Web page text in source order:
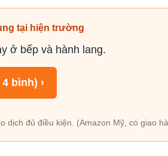
tại hiện trường
ở bếp và hành lang.
bình) ›
dịch đủ điều kiện. (Amazon Mỹ, có giao